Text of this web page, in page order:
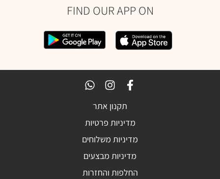
FIND OUR APP ON
תקנון אתר
מדיניות פרטיות
מדיניות משלוחים
מדיניות מבצעים
החלפות והחזרות